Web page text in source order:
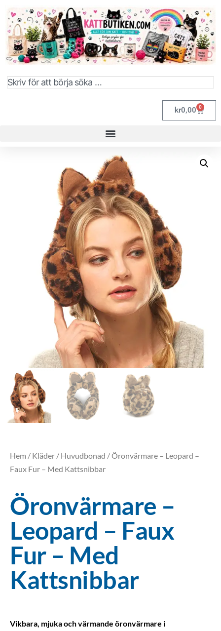
kr0,00 0
Hem / Kläder / Huvudbonad / Öronvärmare – Leopard –
Faux Fur – Med Kattsnibbar
Öronvärmare –
Leopard – Faux
Fur – Med
Kattsnibbar
Vikbara, mjuka och värmande öronvärmare i